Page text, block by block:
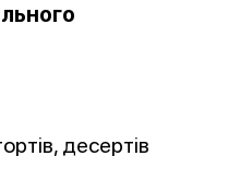
десертів